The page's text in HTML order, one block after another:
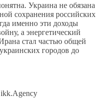
Украина не обязана
сохранения российских
именно эти доходы
а энергетический
стал частью общей
городов до